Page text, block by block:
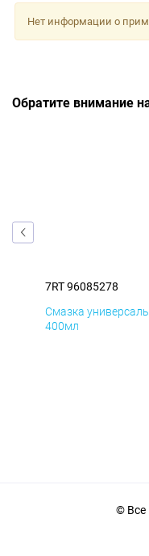
Нет информации о
Обратите внимание
7RT 96085278
Смазка
400мл
© Все